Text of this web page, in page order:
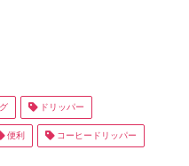
ドリッパー
便利 コーヒードリッパー